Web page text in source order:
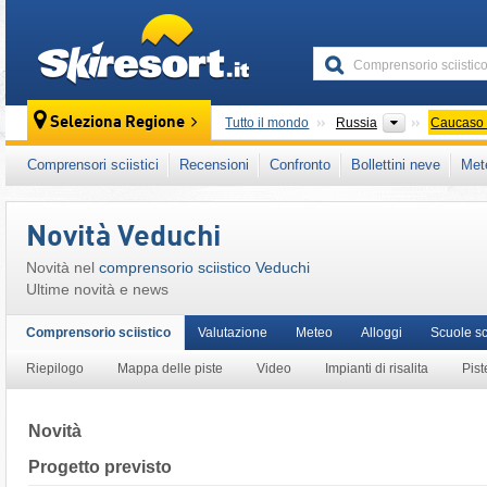
Seleziona Regione Tutto il mondo Russia PaesiCaucaso
Questo comprensorio sciistico è presente
Comprensori sciistici Recensioni Confronto Bollettini neve
Novità Veduchi
Novità nel comprensorio sciistico Veduchi
Ultime novità e news
Comprensorio sciistico
Riepilogo Mappa delle piste Video Impianti di risalita
Valutazione Meteo Alloggi Scuole
Novità
Progetto previsto